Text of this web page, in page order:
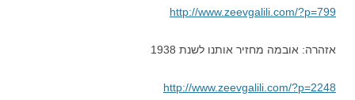
http://www.zeevgalili.com/?p=799
אזהרה: אובמה מחזיר אותנו לשנת 1938
http://www.zeevgalili.com/?p=2248